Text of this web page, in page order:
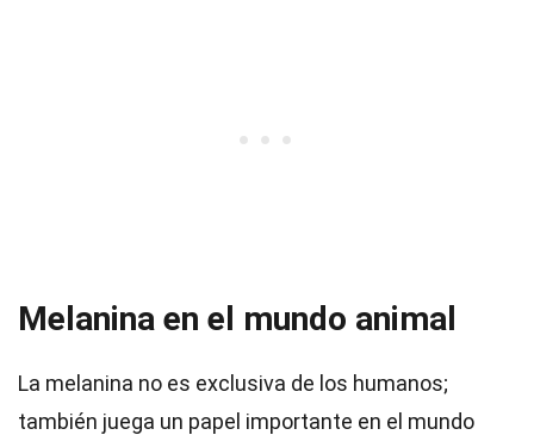
Melanina en el mundo animal
La melanina no es exclusiva de los humanos;
también juega un papel importante en el mundo